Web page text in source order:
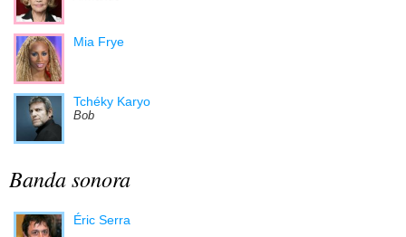
Mia Frye
Tchéky Karyo
Bob
Banda sonora
Éric Serra